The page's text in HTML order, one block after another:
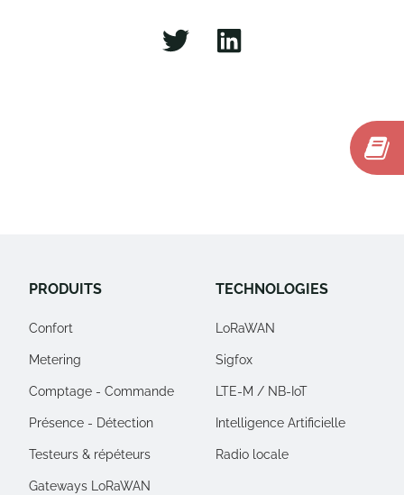
PRODUITS
Confort
Metering
Comptage - Commande
Présence - Détection
Testeurs & répéteurs
Gateways LoRaWAN
TECHNOLOGIES
LoRaWAN
Sigfox
LTE-M / NB-IoT
Intelligence Artificielle
Radio locale